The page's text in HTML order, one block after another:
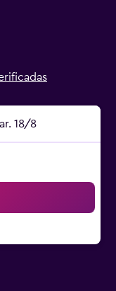
18/8